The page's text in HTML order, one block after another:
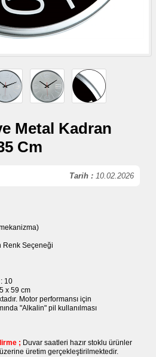
Metal Kadran
Cm
Tarih : 10.02.2026
Renk Seçeneği
10
x 59 cm
Motor performansı için
"Alkalin" pil kullanılması
; Duvar saatleri hazır stoklu ürünler
üretim gerçekleştirilmektedir.